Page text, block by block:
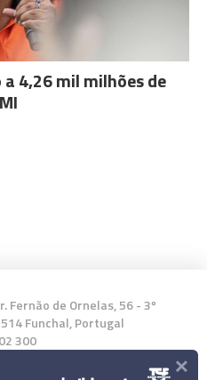
a 4,26 mil milhões de
Fernão de Ornelas, 56 - 3º
Funchal, Portugal
300
×